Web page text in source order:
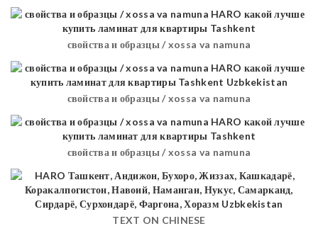
свойства и образцы / xossa va namuna
свойства и образцы / xossa va namuna
свойства и образцы / xossa va namuna
TEXT ON CHINESE